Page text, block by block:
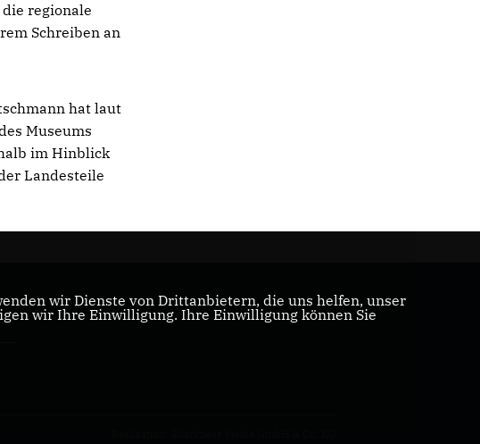
regionale
Schreiben an
hat laut
Museums
im Hinblick
Landesteile
wir Dienste von Drittanbietern, die uns helfen, unser
wir Ihre Einwilligung. Ihre Einwilligung können Sie